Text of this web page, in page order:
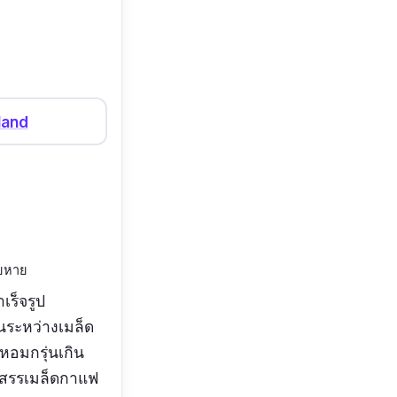
หาย
ร็จรูป
ะหว่างเมล็ด
อมกรุ่นเกิน
รเมล็ดกาแฟ